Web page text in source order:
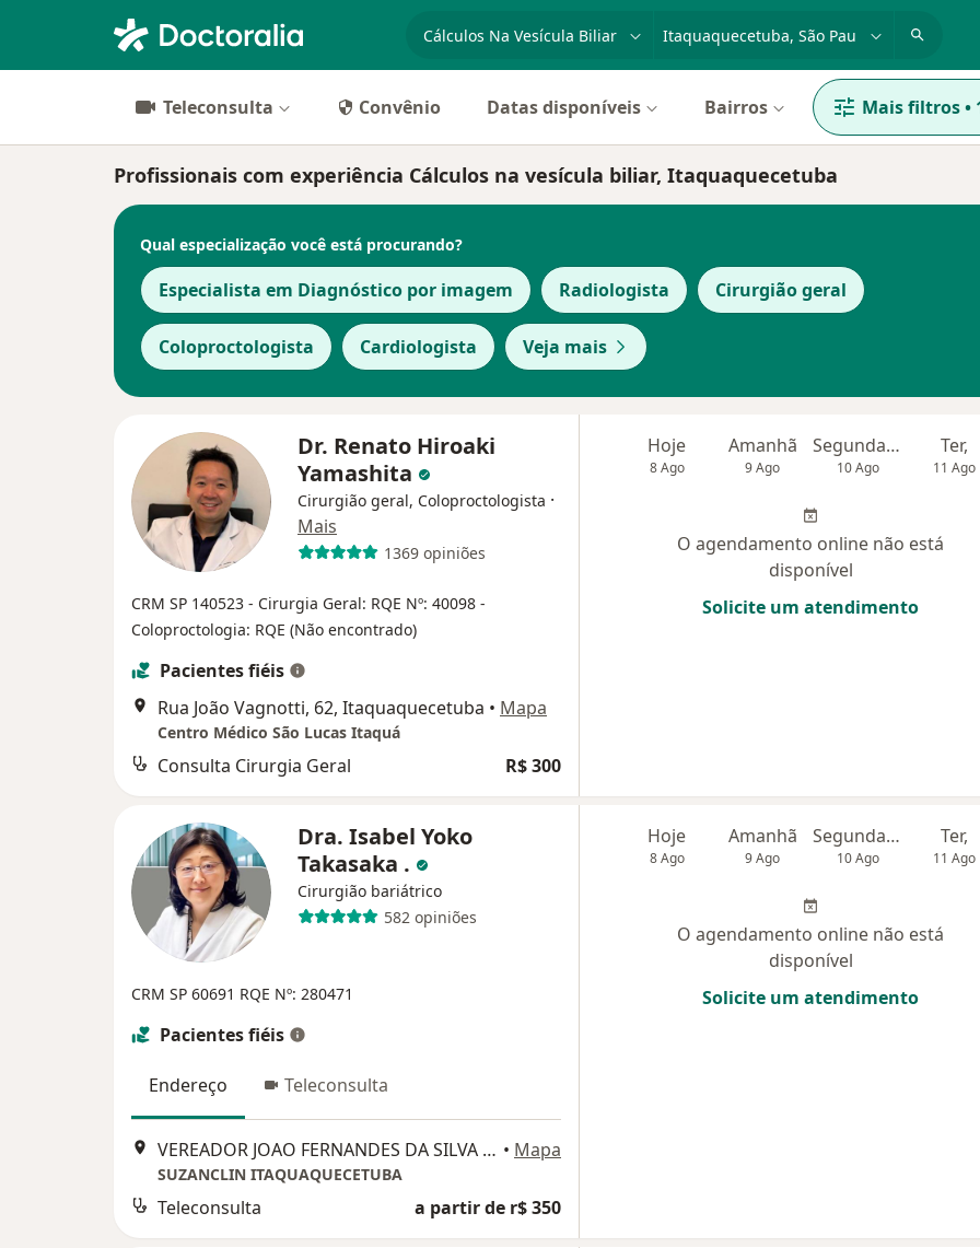
especialidade, doença ou nome
Teleconsulta Convênio Datas disponíveis Bairros Mais filtros•
Profissionais com experiência Cálculos na vesícula biliar, Itaquaquecetuba
Qual especialização você está procurando?
Especialista em Diagnóstico por imagem Radiologista Cirurgião geral
Coloproctologista Cardiologista Veja mais
Dr. Renato Hiroaki
Yamashita
Cirurgião geral, Coloproctologista ·
Mais
1369 opiniões
CRM SP 140523 - Cirurgia Geral: RQE Nº: 40098 -
Coloproctologia: RQE (Não encontrado)
Pacientes fiéis
Rua João Vagnotti, 62, Itaquaquecetuba • Mapa
Centro Médico São Lucas Itaquá
Consulta Cirurgia Geral R$ 300
Hoje
8 Ago
Amanhã
9 Ago
Segunda-feira
10 Ago
Ter,
11 Ago
O agendamento online não está
disponível
Solicite um atendimento
Dra. Isabel Yoko
Takasaka .
Cirurgião bariátrico
582 opiniões
CRM SP 60691 RQE Nº: 280471
Pacientes fiéis
Endereço Teleconsulta
VEREADOR JOAO FERNANDES DA SILVA 564, São Paulo • Mapa
SUZANCLIN ITAQUAQUECETUBA
Teleconsulta a partir de r$ 350
Hoje
8 Ago
Amanhã
9 Ago
Segunda-feira
10 Ago
Ter,
11 Ago
O agendamento online não está
disponível
Solicite um atendimento